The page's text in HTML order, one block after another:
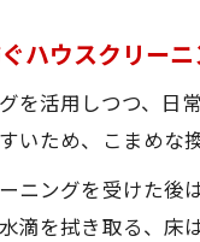
ハウスクリー
を活用しつつ、日
いため、こまめな
ニングを受けた後
滴を拭き取る、床